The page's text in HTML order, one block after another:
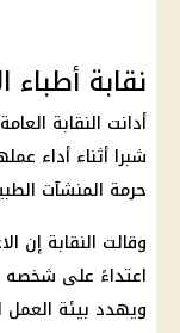
نقابة أطباء
أدانت النقابة
شبرا أثناء أداء
حرمة المنشآت
وقالت النقابة إن
اعتداءً على شخصه
ويهدد بيئة العمل